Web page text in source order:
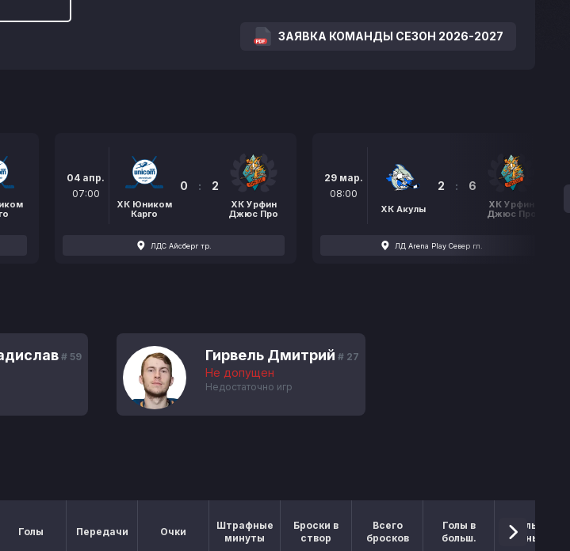
ЗАЯВКА КОМАНДЫ СЕЗОН 2026-2027
04 апр.
07:00
ХК Юником
Карго
0 : 2
ХК Урфин
Джюс Про
ЛДС Айсберг тр.
29 мар.
08:00
ХК Акулы
2 : 6
ХК Урфин
Джюс Про
ЛД Arena Play Север гл.
# 59 Гирвель Дмитрий # 27
Не допущен
Недостаточно игр
Голы Передачи Очки
Штрафные
минуты
Броски в
створ
Всего
бросков
Голы в
больш.
Голы в
меньш.